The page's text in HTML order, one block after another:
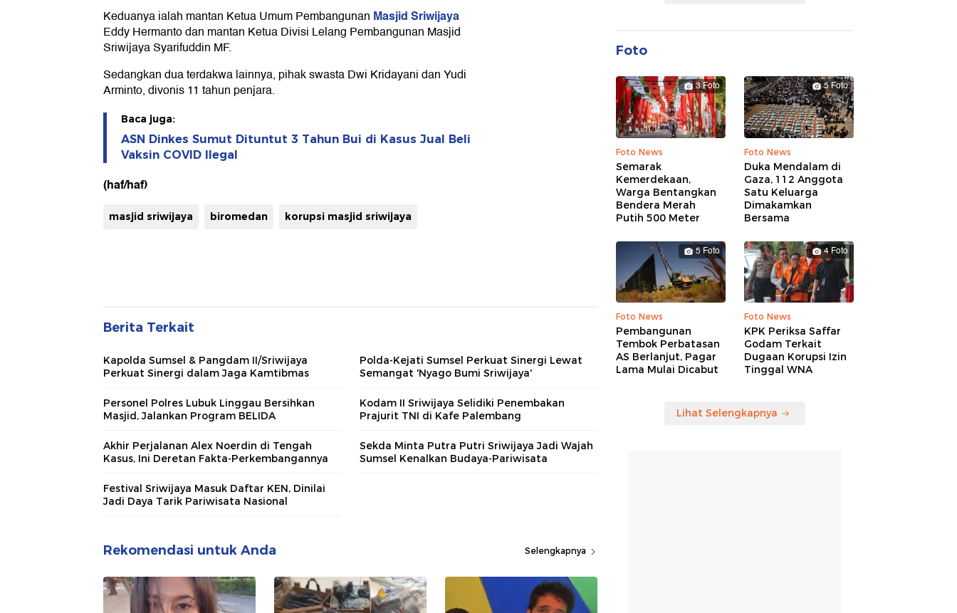
Keduanya ialah mantan Ketua Umum Pembangunan Masjid Sriwijaya
Eddy Hermanto dan mantan Ketua Divisi Lelang Pembangunan Masjid
Sriwijaya Syarifuddin MF.
Sedangkan dua terdakwa lainnya, pihak swasta Dwi Kridayani dan Yudi
Arminto, divonis 11 tahun penjara.
Baca juga:
ASN Dinkes Sumut Dituntut 3 Tahun Bui di Kasus Jual Beli
Vaksin COVID Ilegal
(haf/haf)
masjid sriwijaya biromedan korupsi masjid sriwijaya
Berita Terkait
Kapolda Sumsel & Pangdam II/Sriwijaya
Perkuat Sinergi dalam Jaga Kamtibmas
Polda-Kejati Sumsel Perkuat Sinergi Lewat
Semangat 'Nyago Bumi Sriwijaya'
Personel Polres Lubuk Linggau Bersihkan
Masjid, Jalankan Program BELIDA
Kodam II Sriwijaya Selidiki Penembakan
Prajurit TNI di Kafe Palembang
Akhir Perjalanan Alex Noerdin di Tengah
Kasus, Ini Deretan Fakta-Perkembangannya
Sekda Minta Putra Putri Sriwijaya Jadi Wajah
Sumsel Kenalkan Budaya-Pariwisata
Festival Sriwijaya Masuk Daftar KEN, Dinilai
Jadi Daya Tarik Pariwisata Nasional
Rekomendasi untuk Anda Selengkapnya
Foto
3 Foto
Foto News
Semarak
Kemerdekaan,
Warga Bentangkan
Bendera Merah
Putih 500 Meter
5 Foto
Foto News
Duka Mendalam di
Gaza, 112 Anggota
Satu Keluarga
Dimakamkan
Bersama
5 Foto
Foto News
Pembangunan
Tembok Perbatasan
AS Berlanjut, Pagar
Lama Mulai Dicabut
4 Foto
Foto News
KPK Periksa Saffar
Godam Terkait
Dugaan Korupsi Izin
Tinggal WNA
Lihat Selengkapnya